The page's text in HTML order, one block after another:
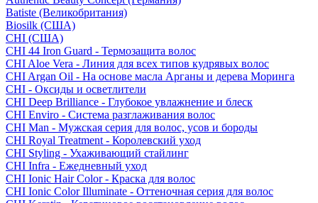
Batiste (Великобритания)
Biosilk (США)
CHI (США)
CHI 44 Iron Guard - Термозащита волос
CHI Aloe Vera - Линия для всех типов кудрявых волос
CHI Argan Oil - На основе масла Арганы и дерева Моринга
CHI - Оксиды и осветлители
CHI Deep Brilliance - Глубокое увлажнение и блеск
CHI Enviro - Система разглаживания волос
CHI Man - Мужская серия для волос, усов и бороды
CHI Royal Treatment - Королевский уход
CHI Styling - Ухаживающий стайлинг
CHI Infra - Ежедневный уход
CHI Ionic Hair Color - Краска для волос
CHI Ionic Color Illuminate - Оттеночная серия для волос